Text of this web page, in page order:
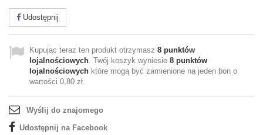
Udostępnij
Kupując teraz ten produkt otrzymasz 8 punktów
lojalnościowych. Twój koszyk wyniesie 8 punktów
lojalnościowych które mogą być zamienione na jeden bon o
wartości 0,80 zł.
Wyślij do znajomego
Udostępnij na Facebook